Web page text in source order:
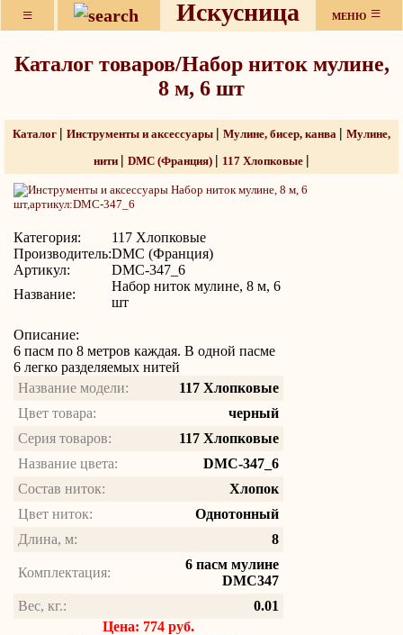
≡ Искусница МЕНЮ ≡
Каталог товаров/Набор ниток мулине,
8 м, 6 шт
Каталог | Инструменты и аксессуары | Мулине, бисер, канва | Мулине,
нити | DMC (Франция) | 117 Хлопковые |
Категория:
117 Хлопковые
Производитель:DMC (Франция)
Артикул:
DMC-347_6
Название:
Набор ниток мулине, 8 м, 6
шт
Описание:
6 пасм по 8 метров каждая. В одной пасме
6 легко разделяемых нитей
Название модели:
117 Хлопковые
Цвет товара:
черный
Серия товаров:
117 Хлопковые
Название цвета:
DMC-347_6
Состав ниток:
Хлопок
Цвет ниток:
Однотонный
Длина, м:
8
Комплектация:
6 пасм мулине
DMC347
Вес, кг.:
0.01
Цена: 774 руб.